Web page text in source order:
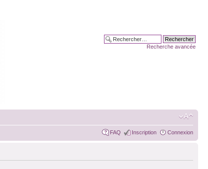
Recherche avancée
FAQ Inscription Connexion